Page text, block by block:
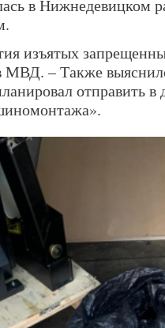
в Нижнедевицком
изъятых
МВД. – Также
отправить в